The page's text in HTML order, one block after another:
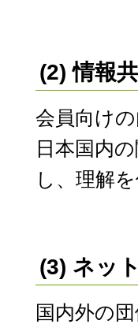
(2) 情報
会員向け
日本国内
し、理解
(3) ネッ
国内外の